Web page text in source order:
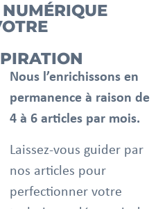
Nous l’enrichissons en
permanence à raison de
4 à 6 articles par mois.
Laissez-vous guider par
nos articles pour
perfectionner votre